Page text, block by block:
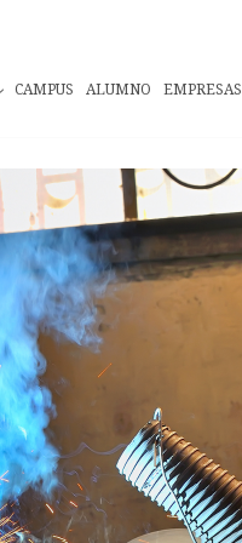
CAMPUS ALUMNO EMPRESAS